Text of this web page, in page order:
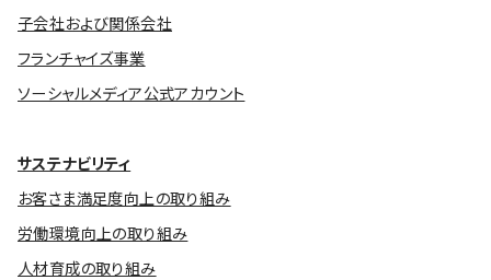
子会社および関係会社
フランチャイズ事業
ソーシャルメディア公式アカウント
サステナビリティ
お客さま満足度向上の取り組み
労働環境向上の取り組み
人材育成の取り組み